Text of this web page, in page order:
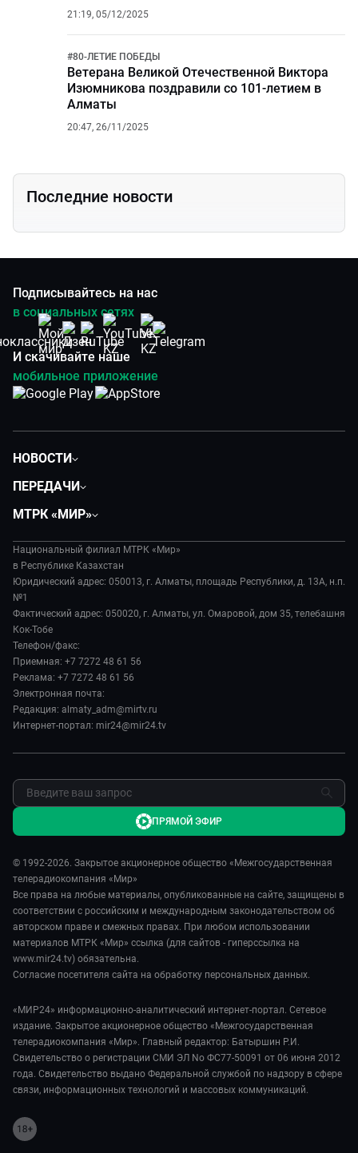
21:19, 05/12/2025
#80-ЛЕТИЕ ПОБЕДЫ
Ветерана Великой Отечественной Виктора
Изюмникова поздравили со 101-летием в
Алматы
20:47, 26/11/2025
Последние новости
Подписывайтесь на нас
в социальных сетях
И скачивайте наше
мобильное приложение
НОВОСТИ
Экономика
Происшествия
Наука и технологии
Здоровье и медицина
Спорт
Авто
Культура
ПЕРЕДАЧИ
Вместе выгодно
Евразия. Культурно
Евразия. Регионы
Наши иностранцы
Пять причин поехать в...
Сделано в Содружестве
МТРК «МИР»
История
Руководство
Лица мира
Пресса о нас
Карьера
Реклама
Обратная связь
Национальный филиал МТРК «Мир»
в Республике Казахстан
Юридический адрес: 050013, г. Алматы, площадь Республики, д. 13А, н.п.
№1
Фактический адрес: 050020, г. Алматы, ул. Омаровой, дом 35, телебашня
Кок-Тобе
Телефон/факс:
Приемная: +7 7272 48 61 56
Реклама: +7 7272 48 61 56
Электронная почта:
Редакция: almaty_adm@mirtv.ru
Интернет-портал: mir24@mir24.tv
© 1992-2026. Закрытое акционерное общество «Межгосударственная
телерадиокомпания «Мир»
Все права на любые материалы, опубликованные на сайте, защищены в
соответствии с российским и международным законодательством об
авторском праве и смежных правах. При любом использовании
материалов МТРК «Мир» ссылка (для сайтов - гиперссылка на
www.mir24.tv) обязательна.
Согласие посетителя сайта на обработку персональных данных.
«МИР24» информационно-аналитический интернет-портал. Сетевое
издание. Закрытое акционерное общество «Межгосударственная
телерадиокомпания «Мир». Главный редактор: Батыршин Р.И.
Свидетельство о регистрации СМИ ЭЛ No ФС77-50091 от 06 июня 2012
года. Свидетельство выдано Федеральной службой по надзору в сфере
связи, информационных технологий и массовых коммуникаций.
ПРЯМОЙ ЭФИР